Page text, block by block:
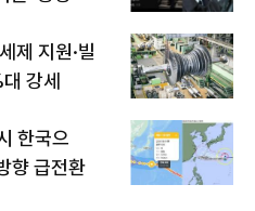
제 지원·빌
강세
한국으
향 급전환